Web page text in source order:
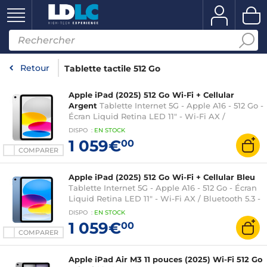
Retour Tablette tactile 512 Go
COMPARER
Apple iPad (2025) 512 Go Wi-Fi + Cellular
Argent Tablette Internet 5G - Apple A16 - 512 Go -
Écran Liquid Retina LED 11" - Wi-Fi AX /
Bluetooth 5.3 - Webcam - Touch ID - USB-C -
DISPO : EN STOCK
1 059€00
COMPARER
Apple iPad (2025) 512 Go Wi-Fi + Cellular Bleu
Tablette Internet 5G - Apple A16 - 512 Go - Écran
Liquid Retina LED 11" - Wi-Fi AX / Bluetooth 5.3 -
Webcam - Touch ID - USB-C - iPadOS 18
DISPO : EN STOCK
1 059€00
Apple iPad Air M3 11 pouces (2025) Wi-Fi 512 Go